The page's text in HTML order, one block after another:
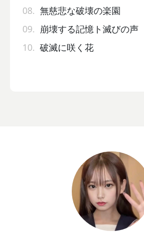
08. 無慈悲な破壊の楽園
09. 崩壊する記憶ト滅びの声
10. 破滅に咲く花